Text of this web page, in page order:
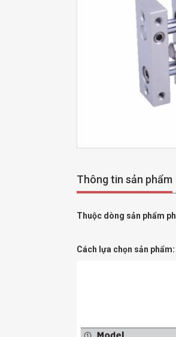
Thông tin sản phẩm
Thuộc dòng sản phẩm
Cách lựa chọn sản phẩm: